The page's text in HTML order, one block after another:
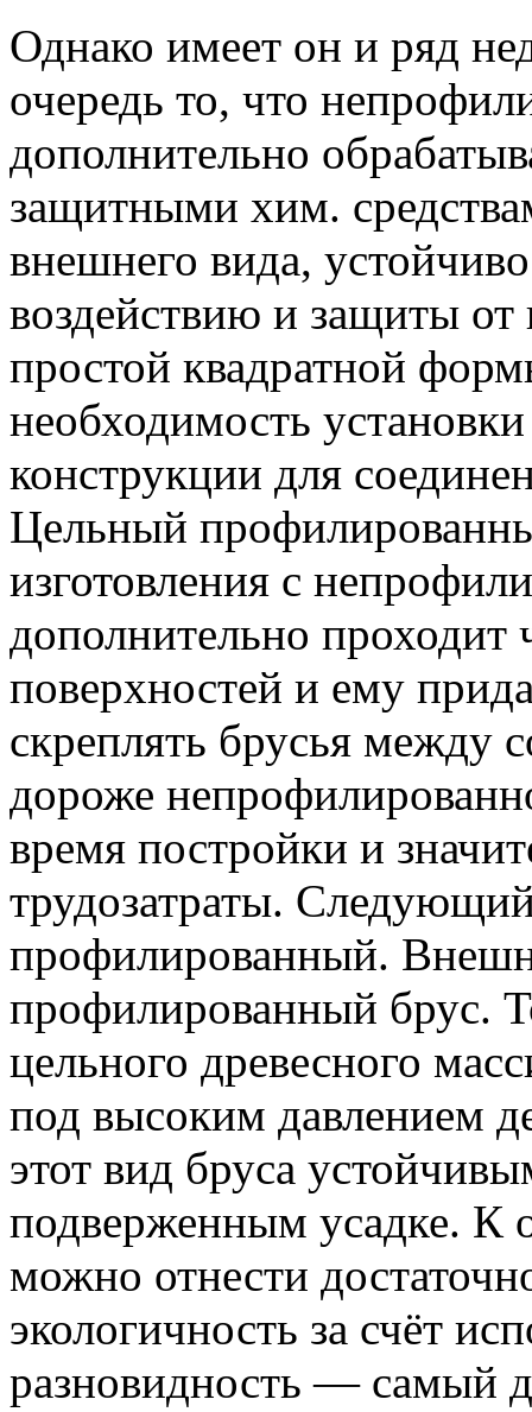
Однако имеет он и ряд
очередь то, что
дополнительно
защитными хим.
внешнего вида,
воздействию и защиты
простой квадратной
необходимость
конструкции для
Цельный
изготовления с
дополнительно проходит
поверхностей и ему
скреплять брусья между
дороже
время постройки и
трудозатраты.
профилированный.
профилированный брус.
цельного древесного
под высоким давлением
этот вид бруса
подверженным усадке. К
можно отнести
экологичность за счёт
разновидность — самый